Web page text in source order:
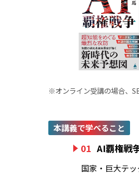
※オンライン受講の場合、
本講義で学べること
01 AI覇権戦
国家・巨大テ